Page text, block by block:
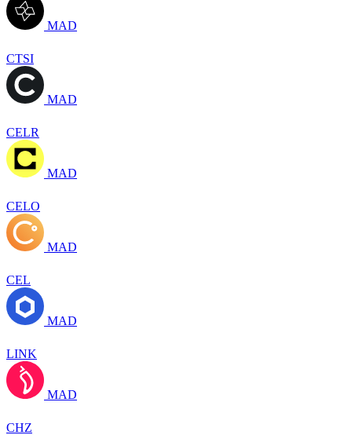
MAD
CTSI
MAD
CELR
MAD
CELO
MAD
CEL
MAD
LINK
MAD
CHZ